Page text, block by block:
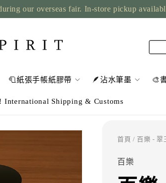
our overseas fair. In-store pickup
🧻紙張手帳紙膠帶 🪶沾水筆墨 🎨
International Shipping & Customs
首頁 / 百樂 - 翠
百樂